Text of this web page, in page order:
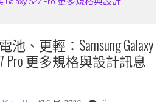
、更輕：Samsung Galaxy
Pro 更多規格與設計訊息